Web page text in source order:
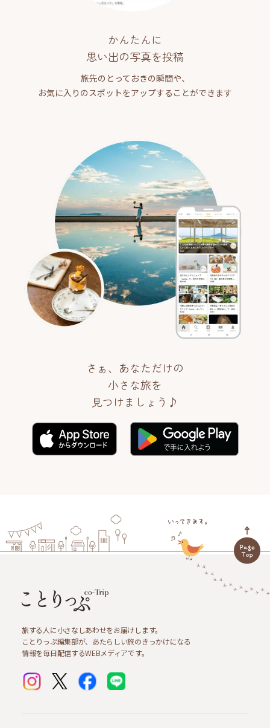
かんたんに
思い出の写真を投稿
旅先のとっておきの瞬間や、
お気に入りのスポットをアップすることができます
さぁ、あなただけの
小さな旅を
見つけましょう♪
旅する人に小さなしあわせをお届けします。
ことりっぷ編集部が、あたらしい旅のきっかけになる
情報を毎日配信するWEBメディアです。